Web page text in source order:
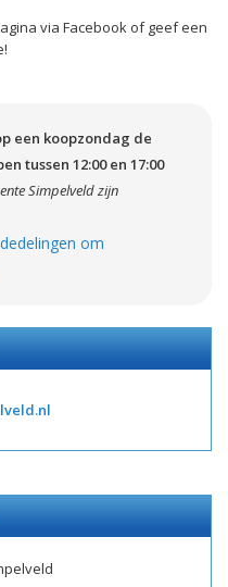
via Facebook of geef een
een koopzondag de
tussen 12:00 en 17:00
Simpelveld zijn
om